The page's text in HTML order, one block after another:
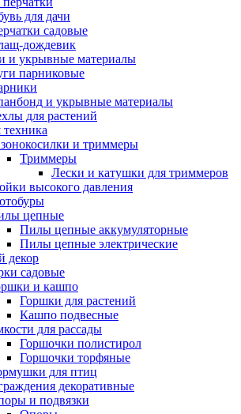
для дачи
садовые
дождевик
и укрывные материалы
парниковые
и укрывные материалы
для растений
техника
и триммеры
Триммеры
Лески и катушки для триммеров
высокого давления
цепные
Пилы цепные аккумуляторные
Пилы цепные электрические
декор
садовые
и кашпо
Горшки для растений
Кашпо подвесные
для рассады
Горшочки полистирол
Горшочки торфяные
для птиц
декоративные
и подвязки